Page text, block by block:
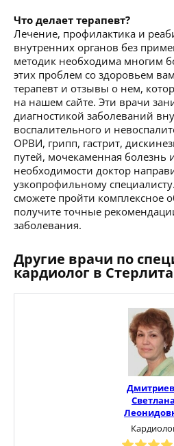
Что делает терапевт?
Лечение, профилактика и
внутренних органов без
методик необходима многим
этих проблем со здоровьем
терапевт и отзывы о нем,
на нашем сайте. Эти врачи
диагностикой заболеваний
воспалительного и
ОРВИ, грипп, гастрит,
путей, мочекаменная болезнь
необходимости доктор
узкопрофильному
сможете пройти комплексное
получите точные
заболевания.
Другие врачи по
кардиолог в
Светлана